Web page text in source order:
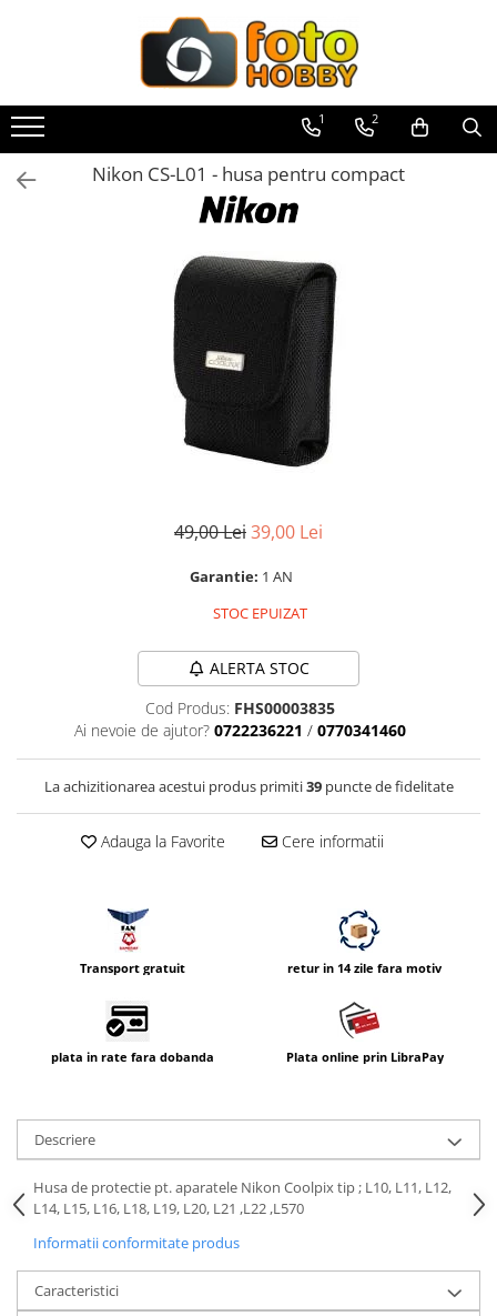
Aparate Foto
Aparate Foto Mirrorless
Aparate Foto DSLR
Obiective foto si accesorii
Huse si tocuri protectie obiective
Filtre Filet
Filtre tip Cokin
Filtre White Balance
Accesorii filtre
Convertoare pe filet foto video
Curatare si intretinere
Blitz-uri externe
Blitz-uri TTL - Dedicate
Compatibil Sony
Blitz-uri circulare (Macro)
Comander TTL
Cabluri TTL
Cabluri si Patine Sincron
Alimentare auxiliara blitz
Protectie patina apa, ploaie
Bounce-uri, Softbox-uri
1 2
Nikon CS-L01 - husa pentru compact
49,00 Lei39,00 Lei
Garantie: 1 AN
STOC EPUIZAT
ALERTA STOC
Cod Produs: FHS00003835
Ai nevoie de ajutor? 0722236221 / 0770341460
La achizitionarea acestui produs primiti39puncte de fidelitate
Adauga la Favorite Cere informatii
Transport gratuit retur in 14 zile fara motiv
plata in rate fara dobanda Plata online prin LibraPay
Descriere
Husa de protectie pt. aparatele Nikon Coolpix tip ; L10, L11, L12,
L14, L15, L16, L18, L19, L20, L21 ,L22 ,L570
Informatii conformitate produs
Caracteristici